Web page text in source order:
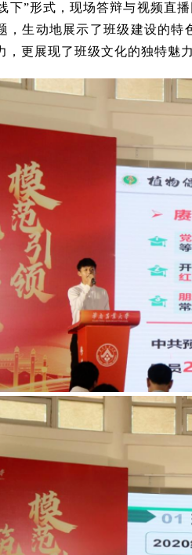
下”形式，现场答辩与视频直
，生动地展示了班级建设的
更展现了班级文化的独特魅